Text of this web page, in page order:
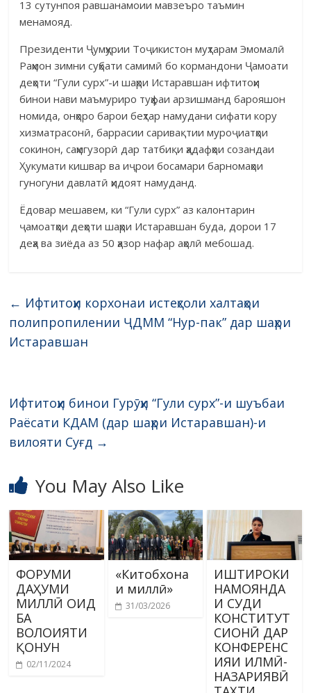
13 сутунпоя равшанамоии мавзеъро таъмин
менамояд.
Президенти Ҷумҳурии Тоҷикистон муҳтарам Эмомалӣ
Раҳмон зимни суҳбати самимӣ бо кормандони Ҷамоати
деҳоти “Гули сурх”-и шаҳри Истаравшан ифтитоҳи
бинои нави маъмуриро туҳфаи арзишманд барояшон
номида, онҳоро барои беҳтар намудани сифати кору
хизматрасонӣ, баррасии саривақтии муроҷиатҳои
сокинон, саҳмгузорӣ дар татбиқи ҳадафҳои созандаи
Ҳукумати кишвар ва иҷрои босамари барномаҳои
гуногуни давлатӣ ҳидоят намуданд.
Ёдовар мешавем, ки “Гули сурх” аз калонтарин
ҷамоатҳои деҳоти шаҳри Истаравшан буда, дорои 17
деҳа ва зиёда аз 50 ҳазор нафар аҳолӣ мебошад.
← Ифтитоҳи корхонаи истеҳсоли халтаҳои
полипропилении ҶДММ “Нур-пак” дар шаҳри
Истаравшан
Ифтитоҳи бинои Гурӯҳи “Гули сурх”-и шуъбаи
Раёсати КДАМ (дар шаҳри Истаравшан)-и
вилояти Суғд →
You May Also Like
ФОРУМИ
ДАҲУМИ
МИЛЛӢ ОИД
БА
ВОЛОИЯТИ
ҚОНУН
02/11/2024
«Китобхона
и миллӣ»
31/03/2026
ИШТИРОКИ
НАМОЯНДА
И СУДИ
КОНСТИТУТ
СИОНӢ ДАР
КОНФЕРЕНС
ИЯИ ИЛМӢ-
НАЗАРИЯВӢ